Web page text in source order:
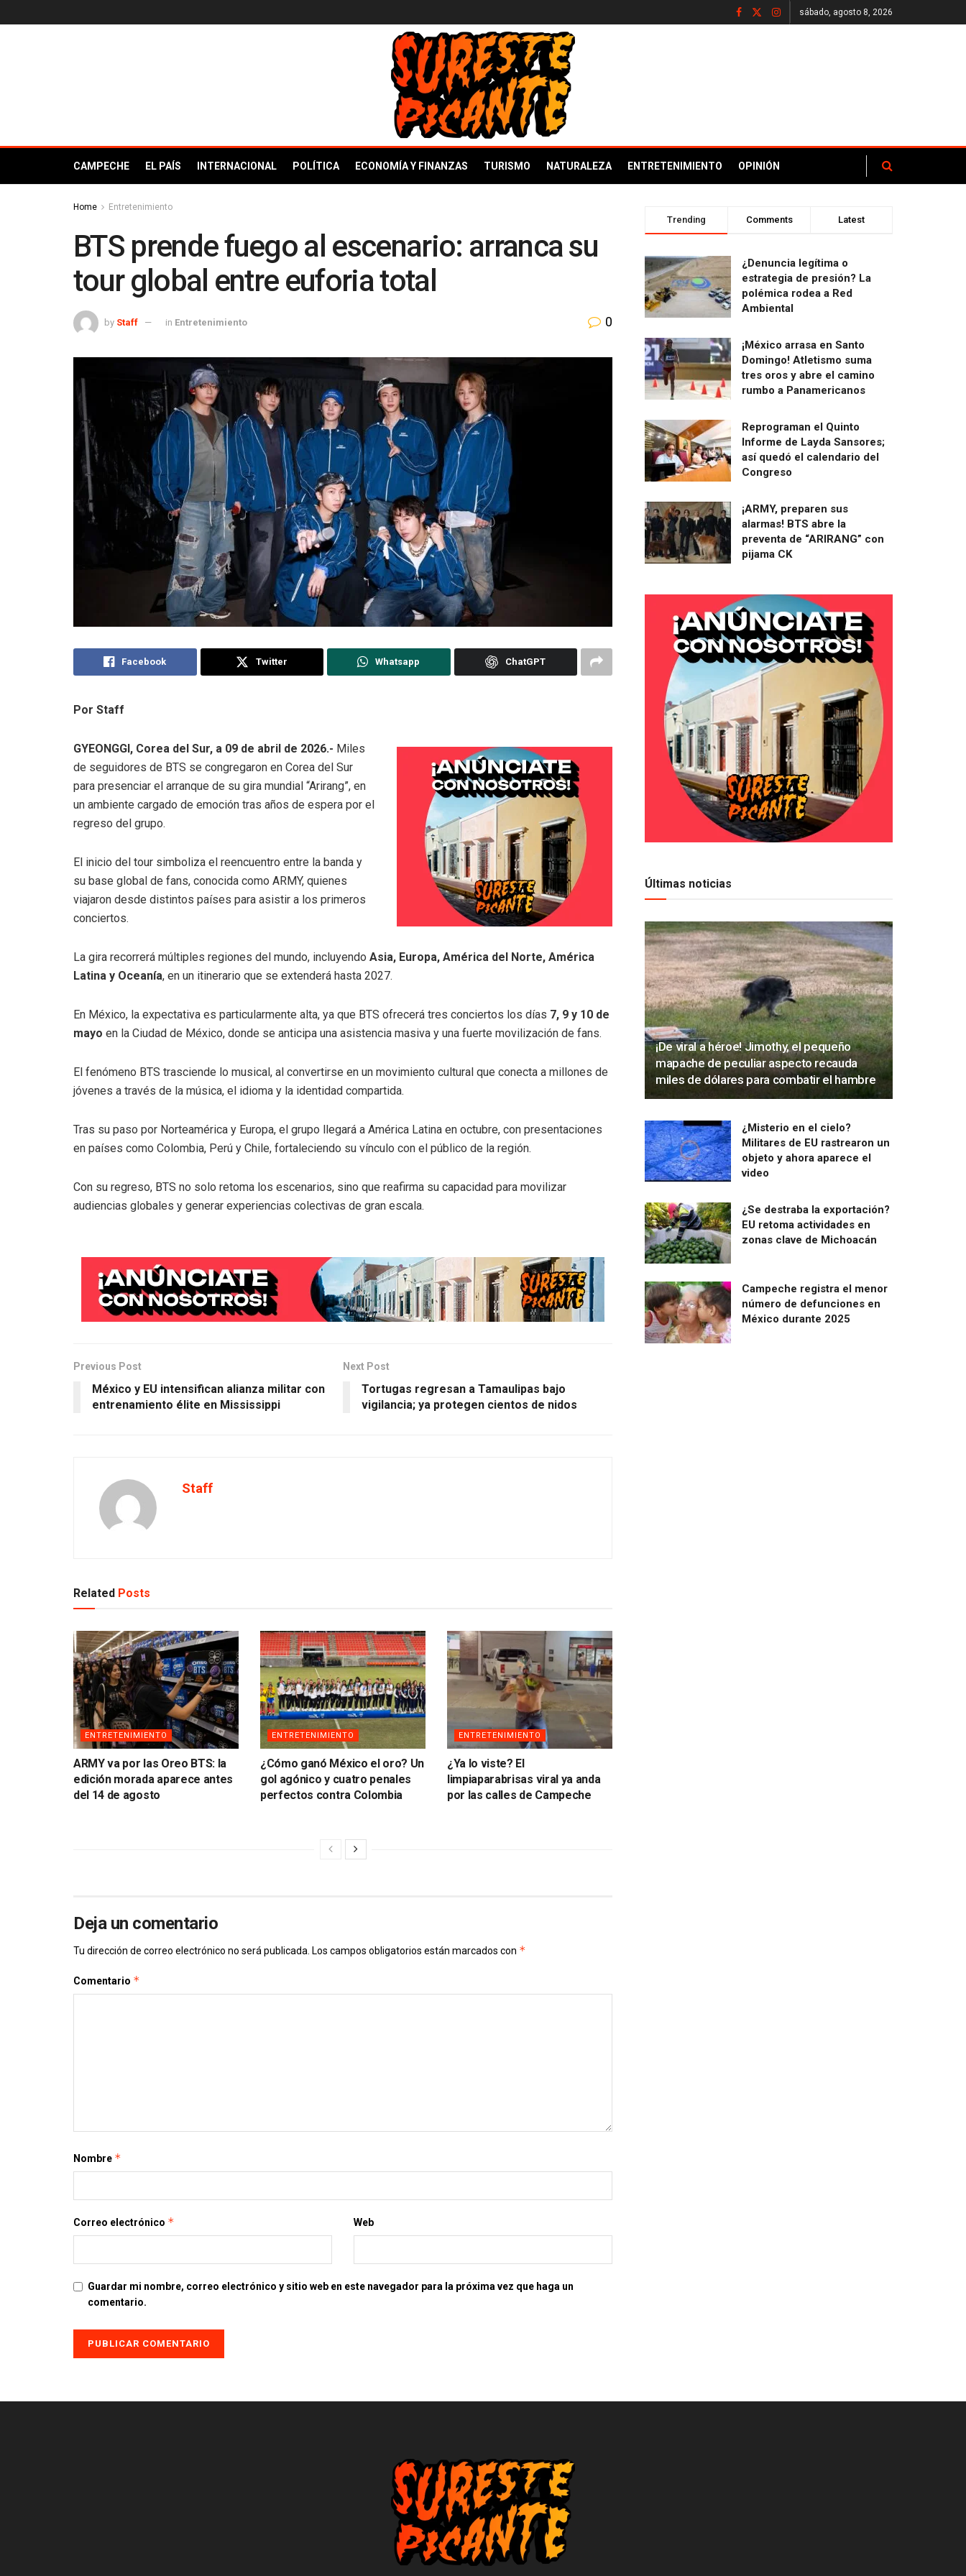
sábado, agosto 8, 2026
CAMPECHE EL PAÍS INTERNACIONAL POLÍTICA ECONOMÍA Y FINANZAS TURISMO NATURALEZA ENTRETENIMIENTO OPINIÓN
Home Entretenimiento
BTS prende fuego al escenario: arranca su
tour global entre euforia total
by Staff in Entretenimiento 0
Facebook Twitter Whatsapp ChatGPT
Por Staff
GYEONGGI, Corea del Sur, a 09 de abril de 2026.- Miles
de seguidores de BTS se congregaron en Corea del Sur
para presenciar el arranque de su gira mundial “Arirang”, en
un ambiente cargado de emoción tras años de espera por el
regreso del grupo.
El inicio del tour simboliza el reencuentro entre la banda y
su base global de fans, conocida como ARMY, quienes
viajaron desde distintos países para asistir a los primeros
conciertos.
La gira recorrerá múltiples regiones del mundo, incluyendo Asia, Europa, América del Norte, América
Latina y Oceanía, en un itinerario que se extenderá hasta 2027.
En México, la expectativa es particularmente alta, ya que BTS ofrecerá tres conciertos los días 7, 9 y 10 de
mayo en la Ciudad de México, donde se anticipa una asistencia masiva y una fuerte movilización de fans.
El fenómeno BTS trasciende lo musical, al convertirse en un movimiento cultural que conecta a millones de
jóvenes a través de la música, el idioma y la identidad compartida.
Tras su paso por Norteamérica y Europa, el grupo llegará a América Latina en octubre, con presentaciones
en países como Colombia, Perú y Chile, fortaleciendo su vínculo con el público de la región.
Con su regreso, BTS no solo retoma los escenarios, sino que reafirma su capacidad para movilizar
audiencias globales y generar experiencias colectivas de gran escala.
Previous Post
México y EU intensifican alianza militar con
entrenamiento élite en Mississippi
Next Post
Tortugas regresan a Tamaulipas bajo
vigilancia; ya protegen cientos de nidos
Staff
Related Posts
ENTRETENIMIENTO
ARMY va por las Oreo BTS: la
edición morada aparece antes
del 14 de agosto
ENTRETENIMIENTO
¿Cómo ganó México el oro? Un
gol agónico y cuatro penales
perfectos contra Colombia
ENTRETENIMIENTO
¿Ya lo viste? El
limpiaparabrisas viral ya anda
por las calles de Campeche
Deja un comentario
Tu dirección de correo electrónico no será publicada. Los campos obligatorios están marcados con *
Comentario *
Nombre *
Correo electrónico * Web
Guardar mi nombre, correo electrónico y sitio web en este navegador para la próxima vez que haga un
comentario.
Trending Comments Latest
¿Denuncia legítima o
estrategia de presión? La
polémica rodea a Red
Ambiental
¡México arrasa en Santo
Domingo! Atletismo suma
tres oros y abre el camino
rumbo a Panamericanos
Reprograman el Quinto
Informe de Layda Sansores;
así quedó el calendario del
Congreso
¡ARMY, preparen sus
alarmas! BTS abre la
preventa de “ARIRANG” con
pijama CK
Últimas noticias
¡De viral a héroe! Jimothy, el pequeño
mapache de peculiar aspecto recauda
miles de dólares para combatir el hambre
¿Misterio en el cielo?
Militares de EU rastrearon un
objeto y ahora aparece el
video
¿Se destraba la exportación?
EU retoma actividades en
zonas clave de Michoacán
Campeche registra el menor
número de defunciones en
México durante 2025